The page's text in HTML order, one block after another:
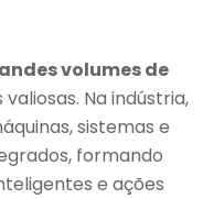
volumes de
Na indústria,
sistemas e
formando
e ações